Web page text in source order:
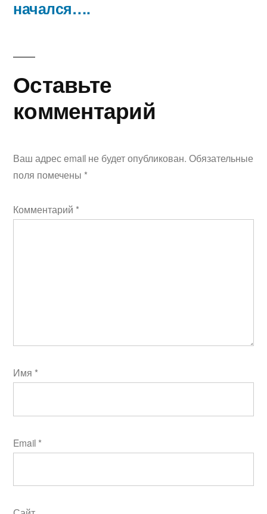
записям
начался….
Оставьте
комментарий
Ваш адрес email не будет опубликован. Обязательные
поля помечены *
Комментарий *
Имя *
Email *